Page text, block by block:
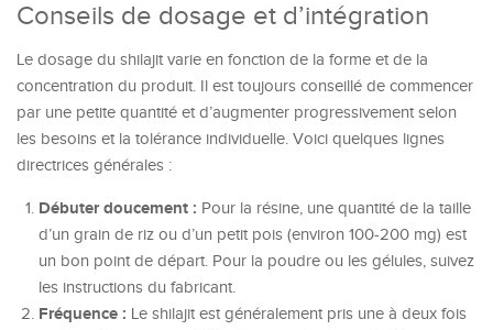
Conseils de dosage et d’intégration
Le dosage du shilajit varie en fonction de la forme et de la
concentration du produit. Il est toujours conseillé de commencer
par une petite quantité et d’augmenter progressivement selon
les besoins et la tolérance individuelle. Voici quelques lignes
directrices générales :
Débuter doucement : Pour la résine, une quantité de la taille
d’un grain de riz ou d’un petit pois (environ 100-200 mg) est
un bon point de départ. Pour la poudre ou les gélules, suivez
les instructions du fabricant.
Fréquence : Le shilajit est généralement pris une à deux fois